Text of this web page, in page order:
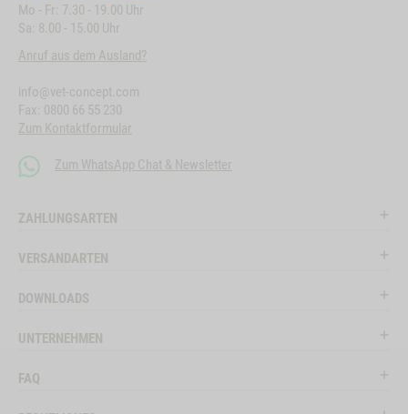
Mo - Fr: 7.30 - 19.00 Uhr
Sa: 8.00 - 15.00 Uhr
Anruf aus dem Ausland?
info@vet-concept.com
Fax: 0800 66 55 230
Zum Kontaktformular
Zum WhatsApp Chat & Newsletter
ZAHLUNGSARTEN
VERSANDARTEN
DOWNLOADS
UNTERNEHMEN
FAQ